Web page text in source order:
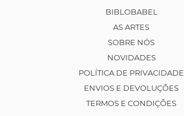
BIBLOBABEL
AS ARTES
SOBRE NÓS
NOVIDADES
POLÍTICA DE PRIVACIDADE
ENVIOS E DEVOLUÇÕES
TERMOS E CONDIÇÕES